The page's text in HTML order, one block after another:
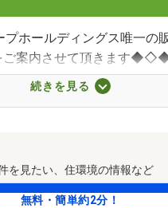
ホールディングス唯一の
ご案内させて頂きます
要時間） 】
続きを見る
を見たい、住環境の情報など
無料・簡単約2分！